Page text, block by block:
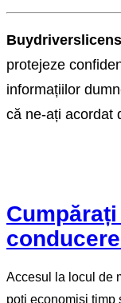
protejeze
informațiilor
că ne-ați acordat
Accesul la locul de
poți economisi timp